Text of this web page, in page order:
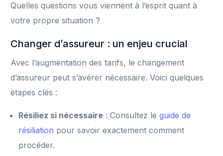
Quelles questions vous viennent à l’esprit quant à
votre propre situation ?
Changer d’assureur : un enjeu crucial
Avec l’augmentation des tarifs, le changement
d’assureur peut s’avérer nécessaire. Voici quelques
étapes clés :
Résiliez si nécessaire : Consultez leguide de
résiliation pour savoir exactement comment
procéder.